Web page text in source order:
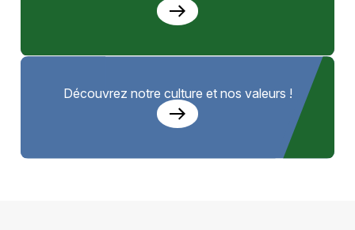
Découvrez notre culture et nos valeurs !